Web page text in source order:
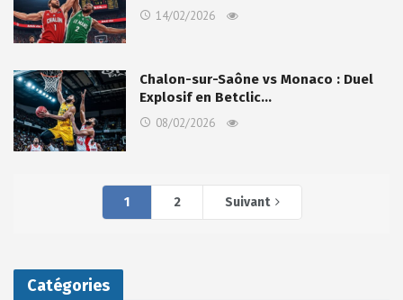
14/02/2026
Chalon-sur-Saône vs Monaco : Duel
Explosif en Betclic…
08/02/2026
1 2 Suivant
Catégories